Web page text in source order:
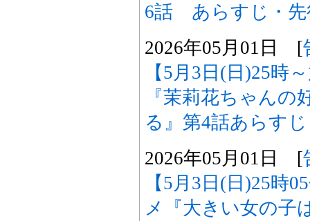
6話 あらすじ・先
2026年05月01日 [
【5月3日(日)25時
『茉莉花ちゃん
る』第4話あらす
2026年05月01日 [
【5月3日(日)25時
メ『大きい女の子